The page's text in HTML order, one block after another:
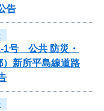
告
1号 公共 防災・
新所平島線道路